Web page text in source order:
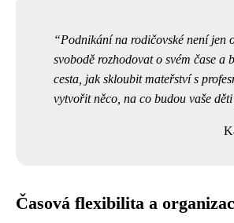
Podnikání na rodičovské není jen
svobodě rozhodovat o svém čase a
cesta, jak skloubit mateřství s
vytvořit něco, na co budou vaše
Časová flexibilita a